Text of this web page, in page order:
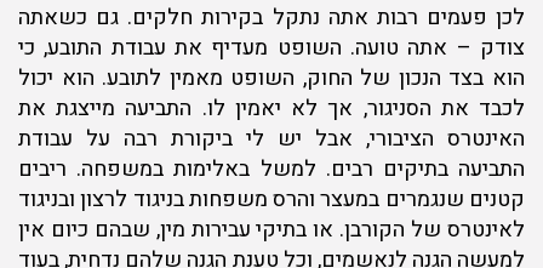
לכן פעמים רבות אתה נתקל בקירות חלקים. גם כשאתה
צודק – אתה טועה. השופט מעדיף את עבודת התובע, כי
הוא בצד הנכון של החוק, השופט מאמין לתובע. הוא יכול
לכבד את הסניגור, אך לא יאמין לו. התביעה מייצגת את
האינטרס הציבורי, אבל יש לי ביקורת רבה על עבודת
התביעה בתיקים רבים. למשל באלימות במשפחה. ריבים
קטנים שנגמרים במעצר והרס משפחות בניגוד לרצון ובניגוד
לאינטרס של הקורבן. או בתיקי עבירות מין, שבהם כיום אין
למעשה הגנה לנאשמים, וכל טענת הגנה שלהם נדחית, בעוד